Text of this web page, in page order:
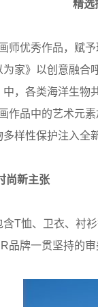
精选
优秀作品，赋予
家》以创意融合
，各类海洋生物
作品中的艺术元
样性保护注入全
尚新主张
恤、卫衣、衬衫
品牌一贯坚持的